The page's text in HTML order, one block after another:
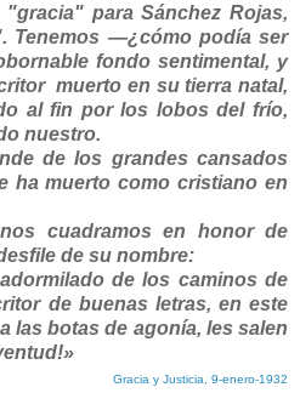
para Sánchez Rojas,
Tenemos —¿cómo podía ser
fondo sentimental, y
muerto en su tierra natal,
al fin por los lobos del frío,
nuestro.
de los grandes cansados
ha muerto como cristiano en
cuadramos en honor de
de su nombre:
de los caminos de
de buenas letras, en este
las botas de agonía, les salen
Gracia y Justicia, 9-enero-1932